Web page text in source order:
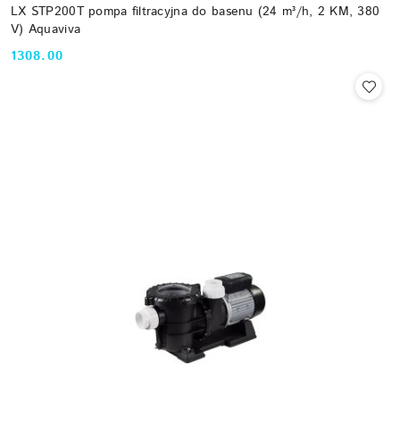
LX STP200T pompa filtracyjna do basenu (24 m³/h, 2 KM, 380
V) Aquaviva
Cena:
1308.00